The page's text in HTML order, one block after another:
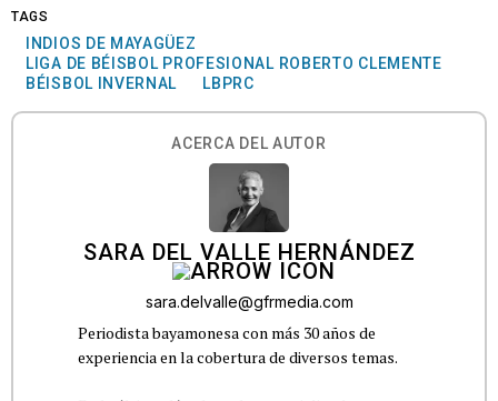
TAGS
INDIOS DE MAYAGÜEZ
LIGA DE BÉISBOL PROFESIONAL ROBERTO CLEMENTE
BÉISBOL INVERNAL
LBPRC
ACERCA DEL AUTOR
SARA DEL VALLE HERNÁNDEZ
sara.delvalle@gfrmedia.com
Periodista bayamonesa con más 30 años de
experiencia en la cobertura de diversos temas.